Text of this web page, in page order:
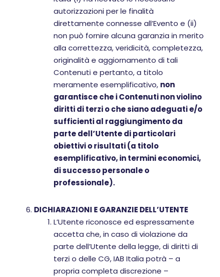
autorizzazioni per le finalità
direttamente connesse all’Evento e (ii)
non può fornire alcuna garanzia in merito
alla correttezza, veridicità, completezza,
originalità e aggiornamento di tali
Contenuti e pertanto, a titolo
meramente esemplificativo, non
garantisce che i Contenuti non violino
diritti di terzi o che siano adeguati e/o
sufficienti al raggiungimento da
parte dell’Utente di particolari
obiettivi o risultati (a titolo
esemplificativo, in termini economici,
di successo personale o
professionale).
DICHIARAZIONI E GARANZIE DELL’UTENTE
L’Utente riconosce ed espressamente
accetta che, in caso di violazione da
parte dell’Utente della legge, di diritti di
terzi o delle CG, IAB Italia potrà – a
propria completa discrezione –